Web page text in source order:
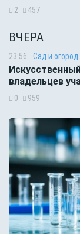
2 457
ВЧЕРА
23:56 Сад и огород
владельцев
0 959